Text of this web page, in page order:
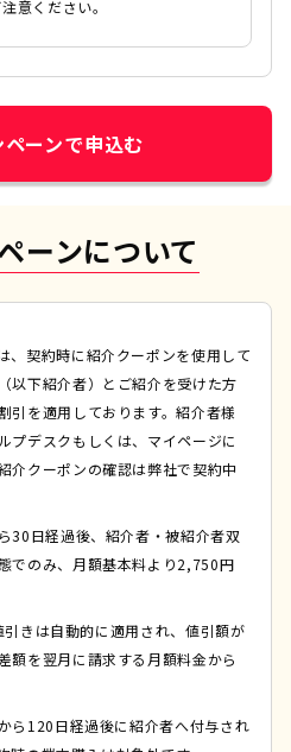
意ください。
ーンで申込む
ーンについて
、契約時に紹介クーポンを使用して
以下紹介者）とご紹介を受けた方
引を適用しております。紹介者様
プデスクもしくは、マイページに
介クーポンの確認は弊社で契約中
30日経過後、紹介者・被紹介者双
でのみ、月額基本料より2,750円
きは自動的に適用され、値引額が
額を翌月に請求する月額料金から
ら120日経過後に紹介者へ付与され